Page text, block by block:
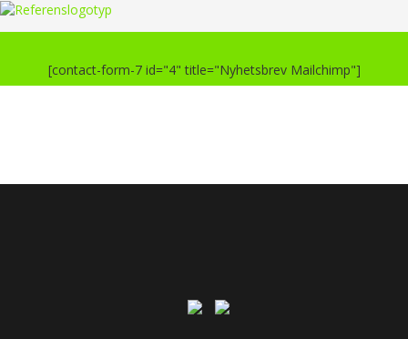
[contact-form-7 id="4" title="Nyhetsbrev Mailchimp"]